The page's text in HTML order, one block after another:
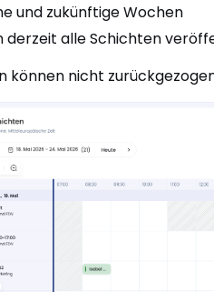
und zukünftige Wochen
derzeit alle Schichten
können nicht